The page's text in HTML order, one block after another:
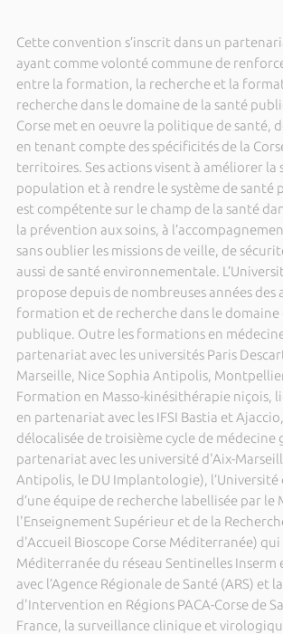
Cette convention s’inscrit dans un
ayant comme volonté commune de
entre la formation, la recherche et la
recherche dans le domaine de la santé
Corse met en oeuvre la politique de santé,
en tenant compte des spécificités de la
territoires. Ses actions visent à améliorer la
population et à rendre le système de santé
est compétente sur le champ de la santé
la prévention aux soins, à
sans oublier les missions de veille, de
aussi de santé environnementale.
propose depuis de nombreuses années des
formation et de recherche dans le domaine
publique. Outre les formations en médecine
partenariat avec les universités Paris
Marseille, Nice Sophia Antipolis,
Formation en Masso-kinésithérapie niçois,
en partenariat avec les IFSI Bastia et
délocalisée de troisième cycle de médecine
partenariat avec les université d'Aix-
Antipolis, le DU Implantologie), l’Université
d’une équipe de recherche labellisée par le
l'Enseignement Supérieur et de la
d'Accueil Bioscope Corse Méditerranée)
Méditerranée du réseau Sentinelles Inserm
avec l’Agence Régionale de Santé (ARS) et
d'Intervention en Régions PACA-Corse de
France, la surveillance clinique et